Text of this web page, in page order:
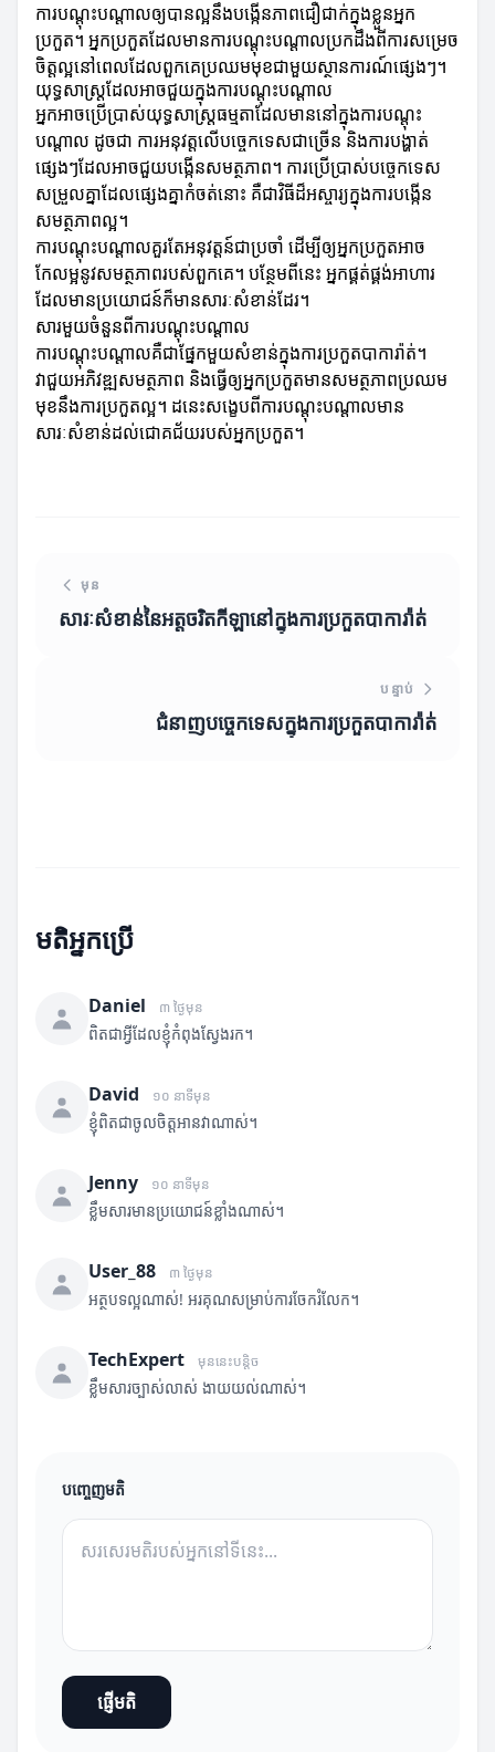
ការបណ្ដុះបណ្ដាលឲ្យបានល្អនឹងបង្កើនភាពជឿជាក់ក្នុងខ្លួនអ្នក
ប្រកួត។ អ្នកប្រកួតដែលមានការបណ្ដុះបណ្ដាលប្រកដឹងពីការសម្រេច
ចិត្តល្អនៅពេលដែលពួកគេប្រឈមមុខជាមួយស្ថានការណ៍ផ្សេងៗ។
យុទ្ធសាស្ត្រដែលអាចជួយក្នុងការបណ្ដុះបណ្ដាល
អ្នកអាចប្រើប្រាស់យុទ្ធសាស្ត្រធម្មតាដែលមាននៅក្នុងការបណ្ដុះ
បណ្ដាល ដូចជា ការអនុវត្តលើបច្ចេកទេសជាច្រើន និងការបង្ហាត់
ផ្សេងៗដែលអាចជួយបង្កើនសមត្ថភាព។ ការប្រើប្រាស់បច្ចេកទេស
សម្រួលគ្នាដែលផ្សេងគ្នាកំចត់នោះ គឺជាវិធីដ៏អស្ចារ្យក្នុងការបង្កើន
សមត្ថភាពល្អ។
ការបណ្ដុះបណ្ដាលគួរតែអនុវត្តន៍ជាប្រចាំ ដើម្បីឲ្យអ្នកប្រកួតអាច
កែលម្អនូវសមត្ថភាពរបស់ពួកគេ។ បន្ថែមពីនេះ អ្នកផ្គត់ផ្គង់អាហារ
ដែលមានប្រយោជន៍ក៏មានសារៈសំខាន់ដែរ។
សារមួយចំនួនពីការបណ្ដុះបណ្ដាល
ការបណ្ដុះបណ្ដាលគឺជាផ្នែកមួយសំខាន់ក្នុងការប្រកួតបាការ៉ាត់។
វាជួយអភិវឌ្ឍសមត្ថភាព និងធ្វើឲ្យអ្នកប្រកួតមានសមត្ថភាពប្រឈម
មុខនឹងការប្រកួតល្អ។ ដនេះសង្ខេបពីការបណ្ដុះបណ្ដាលមាន
សារៈសំខាន់ដល់ជោគជ័យរបស់អ្នកប្រកួត។
មុន
សារៈសំខាន់នៃអត្តចរិតកីឡានៅក្នុងការប្រកួតបាការ៉ាត់
បន្ទាប់
ជំនាញបច្ចេកទេសក្នុងការប្រកួតបាការ៉ាត់
មតិអ្នកប្រើ
Daniel ៣ ថ្ងៃមុន
ពិតជាអ្វីដែលខ្ញុំកំពុងស្វែងរក។
David ១០ នាទីមុន
ខ្ញុំពិតជាចូលចិត្តអានវាណាស់។
Jenny ១០ នាទីមុន
ខ្លឹមសារមានប្រយោជន៍ខ្លាំងណាស់។
User_88 ៣ ថ្ងៃមុន
អត្ថបទល្អណាស់! អរគុណសម្រាប់ការចែករំលែក។
TechExpert មុននេះបន្តិច
ខ្លឹមសារច្បាស់លាស់ ងាយយល់ណាស់។
បញ្ចេញមតិ
ផ្ញើមតិ